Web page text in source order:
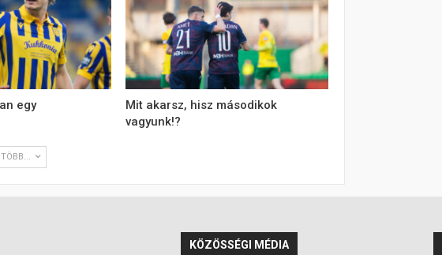
egy
Mit akarsz, hisz másodikok
vagyunk!?
KÖZÖSSÉGI MÉDIA